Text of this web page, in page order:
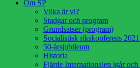
Om SP
Vilka är vi?
Stadgar och program
Grundsatser (program)
Socialistisk rikskonferens
50-årsjubileum
Historia
Fjärde Internationalen igår och